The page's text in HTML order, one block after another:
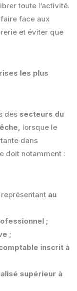
toute l’activité.
face aux
et éviter que
les plus
des secteurs du
lorsque le
dans
doit notamment :
au
;
;
inscrit à
supérieur à